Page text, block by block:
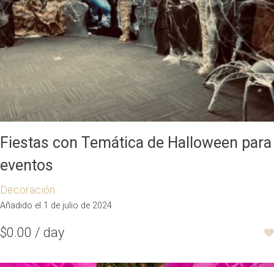
Fiestas con Temática de Halloween para
eventos
Decoración
Añadido el 1 de julio de 2024
$0.00 / day